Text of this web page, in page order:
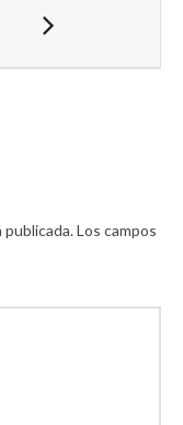
Los campos